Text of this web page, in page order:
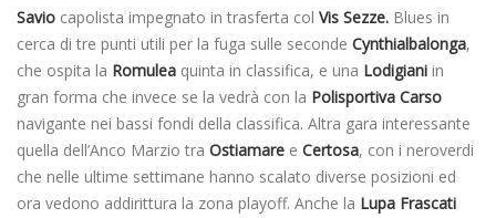
Savio capolista impegnato in trasferta col Vis Sezze. Blues in
cerca di tre punti utili per la fuga sulle seconde Cynthialbalonga,
che ospita la Romulea quinta in classifica, e una Lodigiani in
gran forma che invece se la vedrà con la Polisportiva Carso
navigante nei bassi fondi della classifica. Altra gara interessante
quella dell’Anco Marzio tra Ostiamare e Certosa, con i neroverdi
che nelle ultime settimane hanno scalato diverse posizioni ed
ora vedono addirittura la zona playoff. Anche la Lupa Frascati